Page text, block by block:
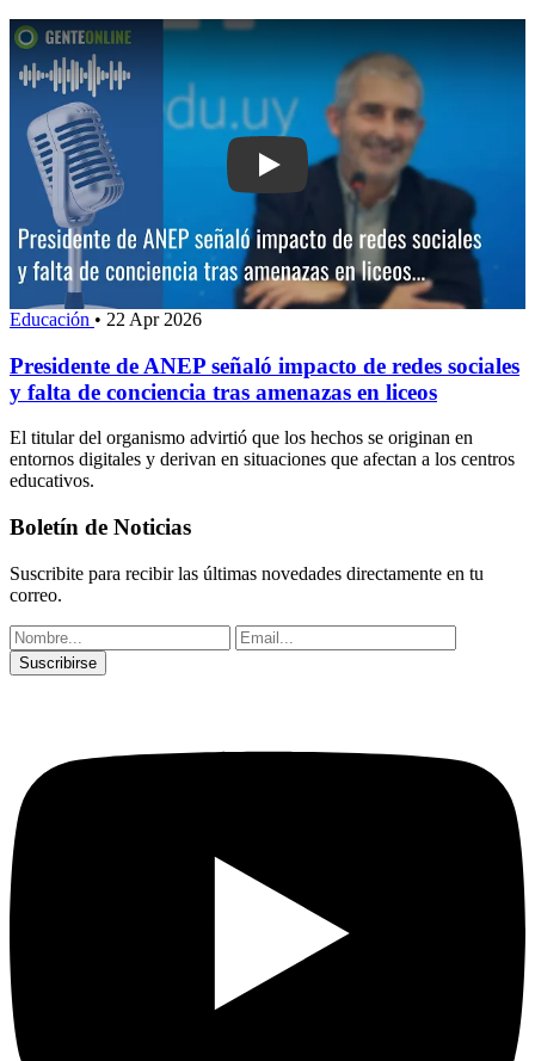
Play: Presidente de ANEP señaló
Educación • 22 Apr 2026
Presidente de ANEP señaló impacto de redes sociales
y falta de conciencia tras amenazas en liceos
El titular del organismo advirtió que los hechos se originan en
entornos digitales y derivan en situaciones que afectan a los centros
educativos.
Boletín de Noticias
Suscribite para recibir las últimas novedades directamente en tu
correo.
Suscribirse